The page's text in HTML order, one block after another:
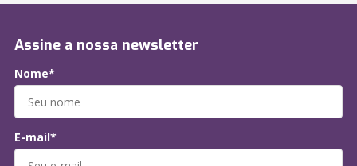
Assine a nossa newsletter
Nome*
E-mail*